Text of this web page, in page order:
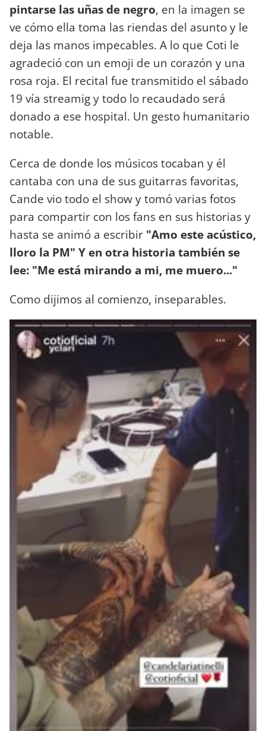
pintarse las uñas de negro, en la imagen se
ve cómo ella toma las riendas del asunto y le
deja las manos impecables. A lo que Coti le
agradeció con un emoji de un corazón y una
rosa roja. El recital fue transmitido el sábado
19 vía streamig y todo lo recaudado será
donado a ese hospital. Un gesto humanitario
notable.
Cerca de donde los músicos tocaban y él
cantaba con una de sus guitarras favoritas,
Cande vio todo el show y tomó varias fotos
para compartir con los fans en sus historias y
hasta se animó a escribir "Amo este acústico,
lloro la PM" Y en otra historia también se
lee: "Me está mirando a mi, me muero..."
Como dijimos al comienzo, inseparables.